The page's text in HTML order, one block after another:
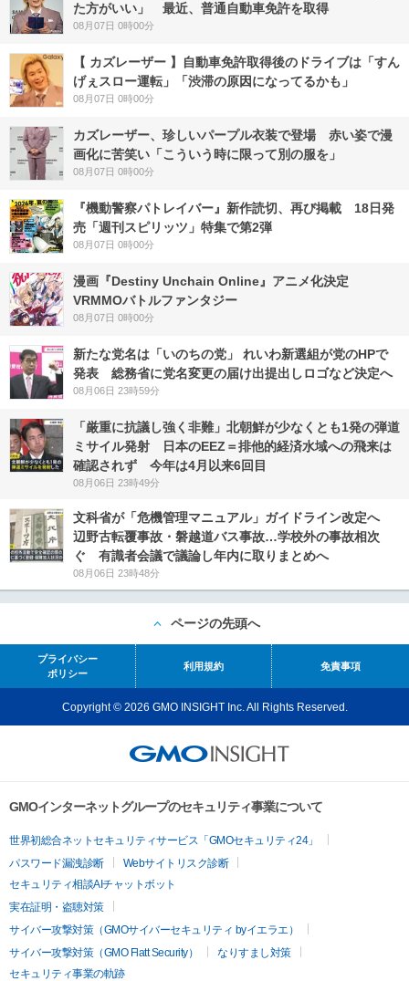
た方がいい」 最近、普通自動車免許を取得
08月07日 0時00分
【 カズレーザー 】自動車免許取得後のドライブは「すん
げぇスロー運転」「渋滞の原因になってるかも」
08月07日 0時00分
カズレーザー、珍しいパープル衣装で登場 赤い姿で漫
画化に苦笑い「こういう時に限って別の服を」
08月07日 0時00分
『機動警察パトレイバー』新作読切、再び掲載 18日発
売「週刊スピリッツ」特集で第2弾
08月07日 0時00分
漫画『Destiny Unchain Online』アニメ化決定
VRMMOバトルファンタジー
08月07日 0時00分
新たな党名は「いのちの党」 れいわ新選組が党のHPで
発表 総務省に党名変更の届け出提出しロゴなど決定へ
08月06日 23時59分
「厳重に抗議し強く非難」北朝鮮が少なくとも1発の弾道
ミサイル発射 日本のEEZ＝排他的経済水域への飛来は
確認されず 今年は4月以来6回目
08月06日 23時49分
文科省が「危機管理マニュアル」ガイドライン改定へ
辺野古転覆事故・磐越道バス事故…学校外の事故相次
ぐ 有識者会議で議論し年内に取りまとめへ
08月06日 23時48分
ページの先頭へ
プライバシー
ポリシー
利用規約 免責事項
Copyright © 2026 GMO INSIGHT Inc. All Rights Reserved.
GMOインターネットグループのセキュリティ事業について
世界初総合ネットセキュリティサービス「GMOセキュリティ24」
パスワード漏洩診断
Webサイトリスク診断
セキュリティ相談AIチャットボット
実在証明・盗聴対策
サイバー攻撃対策（GMOサイバーセキュリティ byイエラエ）
サイバー攻撃対策（GMO Flatt Security）
なりすまし対策
セキュリティ事業の軌跡